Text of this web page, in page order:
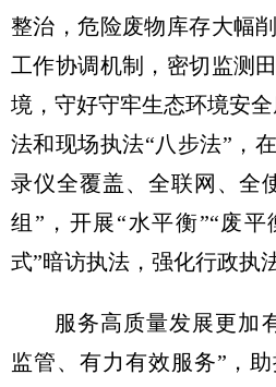
整治，危险废物库存大幅
工作协调机制，密切监测
境，守好守牢生态环境安
法和现场执法“八步法”，
录仪全覆盖、全联网、全
组”，开展“水平衡”“废
式”暗访执法，强化行政执
服务高质量发展更加
监管、有力有效服务”，